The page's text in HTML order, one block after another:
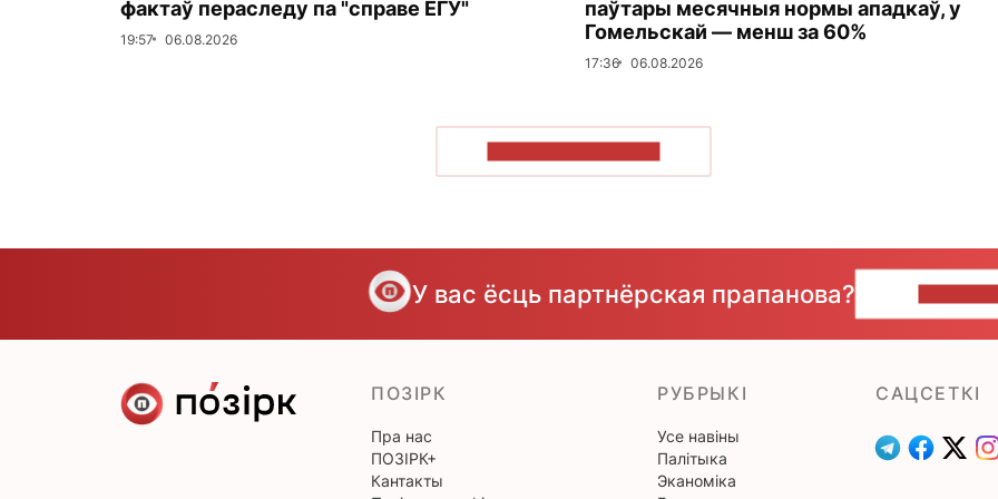
фактаў пераследу па "справе ЕГУ"
19:57 06.08.2026
паўтары месячныя нормы ападкаў, у
Гомельскай — менш за 60%
17:36 06.08.2026
У вас ёсць партнёрская прапанова?
ПОЗІРК
Пра нас
ПОЗІРК+
Кантакты
РУБРЫКІ
Усе навіны
Палітыка
Эканоміка
САЦСЕТКІ